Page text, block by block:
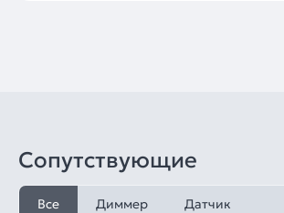
Сопутствующие
Все Диммер Датчик